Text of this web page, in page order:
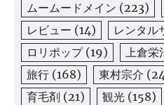
ムームードメイン (223)
レビュー (14) レンタル
ロリポップ(19) 上倉栄
旅行 (168) 東村宗介
育毛剤 (21) 観光 (158)